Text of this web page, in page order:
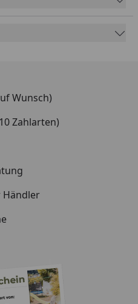
Wunsch)
Zahlarten)
Händler